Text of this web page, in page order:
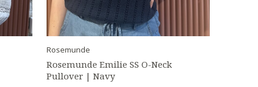
Rosemunde
Rosemunde Emilie SS O-Neck
Pullover | Navy